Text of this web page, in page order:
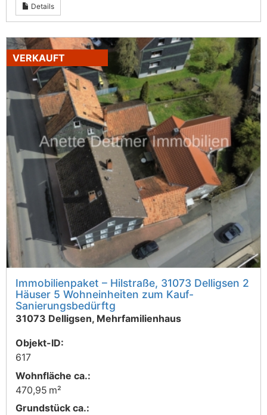
Details
VERKAUFT
Immobilienpaket – Hilstraße, 31073 Delligsen 2
Häuser 5 Wohneinheiten zum Kauf-
Sanierungsbedürftg
31073 Delligsen, Mehrfamilienhaus
Objekt-ID:
617
Wohnfläche ca.:
470,95 m²
Grund­stück ca.: